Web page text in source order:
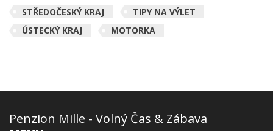
STŘEDOČESKÝ KRAJ
TIPY NA VÝLET
ÚSTECKÝ KRAJ
MOTORKA
Penzion Mille - Volný Čas & Zábava